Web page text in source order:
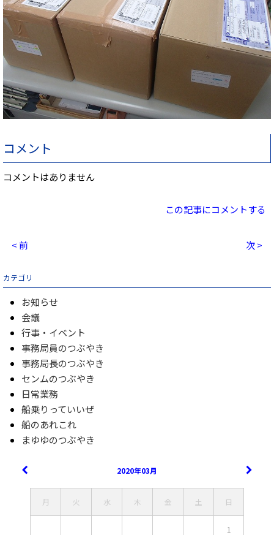
コメント
コメントはありません
この記事にコメントする
< 前 次 >
カテゴリ
お知らせ
会議
行事・イベント
事務局員のつぶやき
事務局長のつぶやき
センムのつぶやき
日常業務
船乗りっていいぜ
船のあれこれ
まゆゆのつぶやき
2020年03月
月 火 水 木 金 土 日
1